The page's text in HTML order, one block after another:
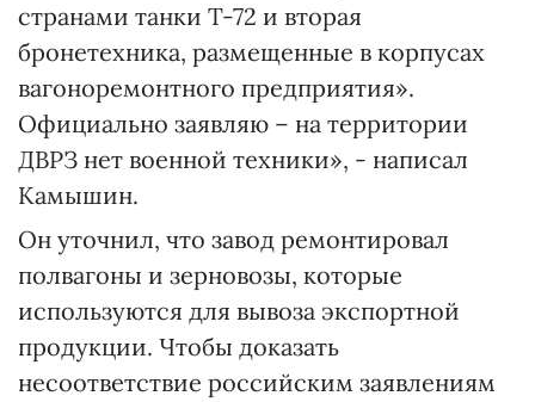
странами танки Т-72 и вторая
бронетехника, размещенные в корпусах
вагоноремонтного предприятия».
Официально заявляю – на территории
ДВРЗ нет военной техники», - написал
Камышин.
Он уточнил, что завод ремонтировал
полвагоны и зерновозы, которые
используются для вывоза экспортной
продукции. Чтобы доказать
несоответствие российским заявлениям